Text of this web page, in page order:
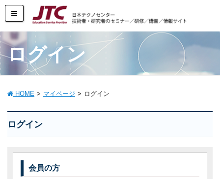
ログイン
HOME マイページ ログイン
ログイン
会員の方